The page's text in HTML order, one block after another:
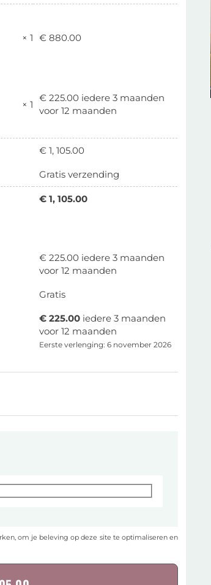
× 1 € 880.00
× 1
€ 225.00 iedere 3 maanden
voor 12 maanden
€ 1, 105.00
Gratis verzending
€ 1, 105.00
€ 225.00 iedere 3 maanden
voor 12 maanden
Gratis
€ 225.00 iedere 3 maanden
voor 12 maanden
Eerste verlenging: 6 november 2026
om je beleving op deze site te optimaliseren en